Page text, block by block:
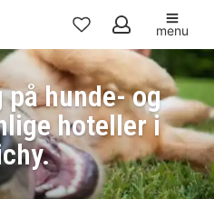
Mine
favoritter
menu
på hunde- og
hoteller i